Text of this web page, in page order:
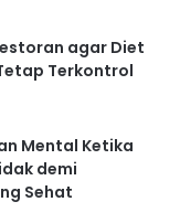
agar Diet
Terkontrol
Mental Ketika
demi
Sehat